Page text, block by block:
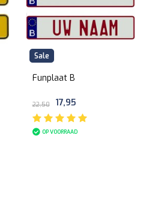
Sale
Funplaat B
22,50 17,95
OP VOORRAAD